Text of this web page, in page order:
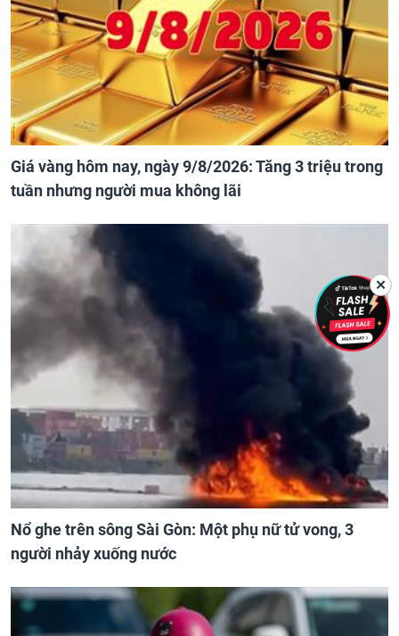
Giá vàng hôm nay, ngày 9/8/2026: Tăng 3 triệu trong
tuần nhưng người mua không lãi
Nổ ghe trên sông Sài Gòn: Một phụ nữ tử vong, 3
người nhảy xuống nước
✕